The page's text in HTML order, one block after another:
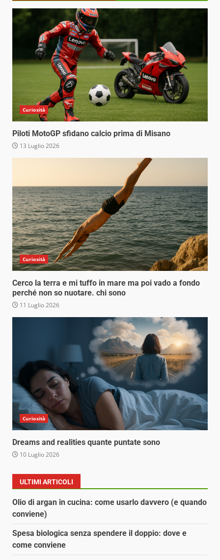
Curiosità
Piloti MotoGP sfidano calcio prima di Misano
13 Luglio 2026
Curiosità
Cerco la terra e mi tuffo in mare ma poi vado a fondo
perché non so nuotare. chi sono
11 Luglio 2026
Curiosità
Dreams and realities quante puntate sono
10 Luglio 2026
ULTIMI ARTICOLI
Olio di argan in cucina: come usarlo davvero (e quando
conviene)
Spesa biologica senza spendere il doppio: dove e
come conviene